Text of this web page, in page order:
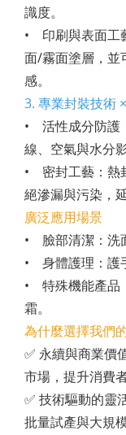
識度。
• 印刷與表面工
面/霧面塗層，並
感。
3. 專業封裝技術
• 活性成分防護
線、空氣與水分
• 密封工藝：熱
絕滲漏與污染，
廣泛應用場景
• 臉部清潔：洗
• 身體護理：護
• 特殊機能產品
霜。
為什麼選擇我們
✅ 永續與商業價
市場，提升消費
✅ 技術驅動的靈
批量試產與大規模